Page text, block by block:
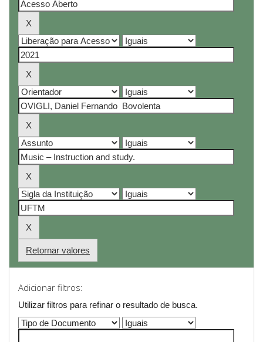
Retornar valores
Adicionar filtros:
Utilizar filtros para refinar o resultado de busca.